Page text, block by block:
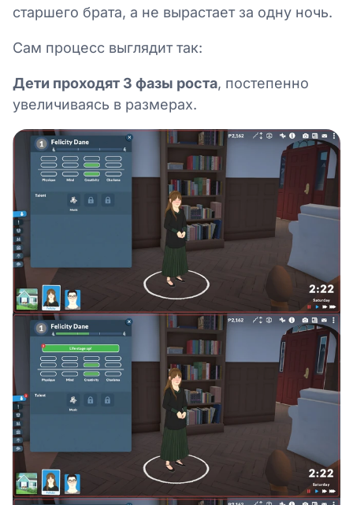
старшего брата, а не вырастает за одну ночь.
Сам процесс выглядит так:
Дети проходят 3 фазы роста, постепенно
увеличиваясь в размерах.